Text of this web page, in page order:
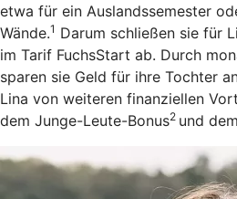
etwa für ein Auslandssemester
Wände.1 Darum schließen sie für
im Tarif FuchsStart ab. Durch
sparen sie Geld für ihre Tochter
Lina von weiteren finanziellen
dem Junge-Leute-Bonus2 und